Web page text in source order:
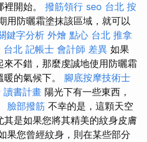
開始。 撥筋領行 seo 台北 按
用防曬霜塗抹該區域，就可以
鍵字分析 外燴 點心 台北 推拿
台北 記帳士 會計師 差異 如果
不錯，那麼虔誠地使用防曬霜
的氣候下。 腳底按摩技術士
讀書計畫 陽光下有一些東西，
臉部撥筋 不幸的是，這顆天空
是如果您將其精美的紋身皮膚
果您曾經紋身，則在某些部分